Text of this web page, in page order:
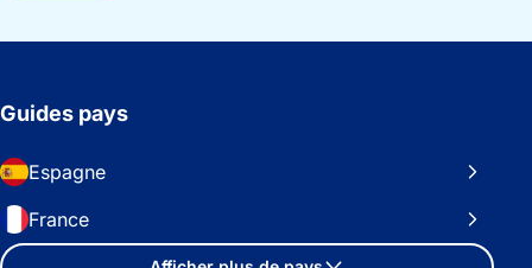
Guides pays
Espagne
France